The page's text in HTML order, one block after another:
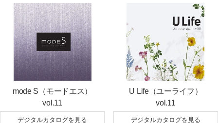
mode S（モードエス）
vol.11
デジタルカタログを見る
U Life（ユーライフ）
vol.11
デジタルカタログを見る